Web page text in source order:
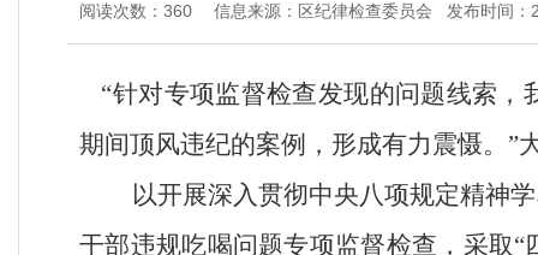
阅读次数： 360 信息来源：区纪律检查委员会 发布时间：
“针对专项监督检查发现的问题线索
期间顶风违纪的案例，形成有力震慑。”
以开展深入贯彻中央八项规定精神
干部违规吃喝问题专项监督检查，采取